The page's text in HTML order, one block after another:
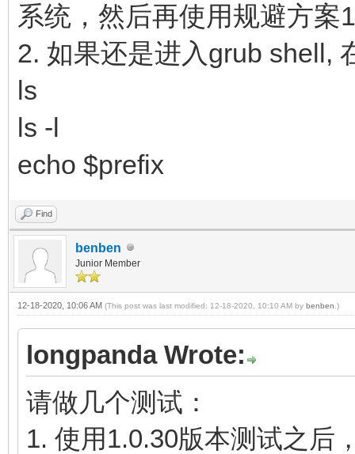
系统，然后再使用规避方案
2. 如果还是进入grub shell,
ls
ls -l
echo $prefix
Find
benben
Junior Member
12-18-2020, 10:06 AM (This post was last modified: 12-18-2020, 10:10 AM by benben .)
longpanda Wrote:
请做几个测试：
1. 使用1.0.30版本测试之后